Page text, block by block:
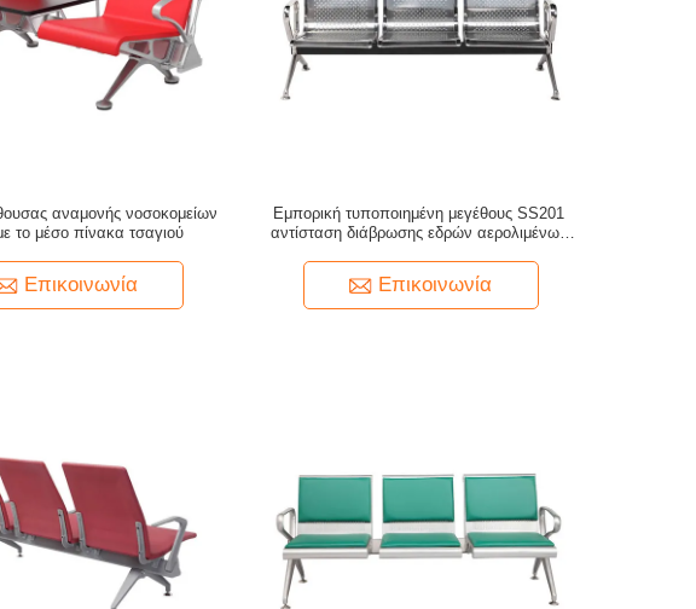
αναμονής νοσοκομείων
το μέσο πίνακα τσαγιού
Επικοινωνία
Εμπορική τυποποιημένη μεγέθους SS201
αντίσταση διάβρωσης εδρών αερολιμένων
Επικοινωνία